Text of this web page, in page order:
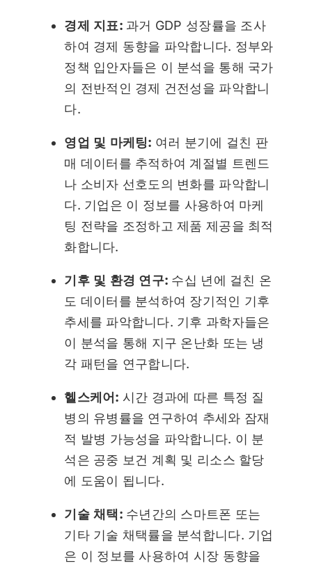
경제 지표: 과거 GDP 성장률을 조사
하여 경제 동향을 파악합니다. 정부와
정책 입안자들은 이 분석을 통해 국가
의 전반적인 경제 건전성을 파악합니
다.
영업 및 마케팅: 여러 분기에 걸친 판
매 데이터를 추적하여 계절별 트렌드
나 소비자 선호도의 변화를 파악합니
다. 기업은 이 정보를 사용하여 마케
팅 전략을 조정하고 제품 제공을 최적
화합니다.
기후 및 환경 연구: 수십 년에 걸친 온
도 데이터를 분석하여 장기적인 기후
추세를 파악합니다. 기후 과학자들은
이 분석을 통해 지구 온난화 또는 냉
각 패턴을 연구합니다.
헬스케어: 시간 경과에 따른 특정 질
병의 유병률을 연구하여 추세와 잠재
적 발병 가능성을 파악합니다. 이 분
석은 공중 보건 계획 및 리소스 할당
에 도움이 됩니다.
기술 채택: 수년간의 스마트폰 또는
기타 기술 채택률을 분석합니다. 기업
은 이 정보를 사용하여 시장 동향을